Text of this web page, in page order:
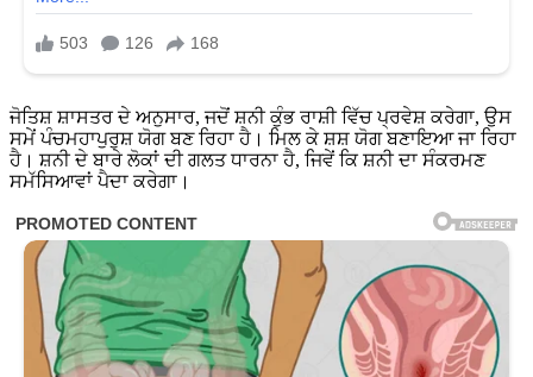
ਜੋਤਿਸ਼ ਸ਼ਾਸਤਰ ਦੇ ਅਨੁਸਾਰ, ਜਦੋਂ ਸ਼ਨੀ ਕੁੰਭ ਰਾਸ਼ੀ ਵਿੱਚ ਪ੍ਰਵੇਸ਼ ਕਰੇਗਾ, ਉਸ
ਸਮੇਂ ਪੰਚਮਹਾਪੁਰੁਸ਼ ਯੋਗ ਬਣ ਰਿਹਾ ਹੈ। ਮਿਲ ਕੇ ਸ਼ਸ਼ ਯੋਗ ਬਣਾਇਆ ਜਾ ਰਿਹਾ
ਹੈ। ਸ਼ਨੀ ਦੇ ਬਾਰੇ ਲੋਕਾਂ ਦੀ ਗਲਤ ਧਾਰਨਾ ਹੈ, ਜਿਵੇਂ ਕਿ ਸ਼ਨੀ ਦਾ ਸੰਕਰਮਣ
ਸਮੱਸਿਆਵਾਂ ਪੈਦਾ ਕਰੇਗਾ।